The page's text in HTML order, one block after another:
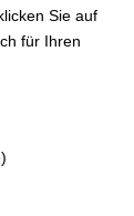
Sie auf
für Ihren